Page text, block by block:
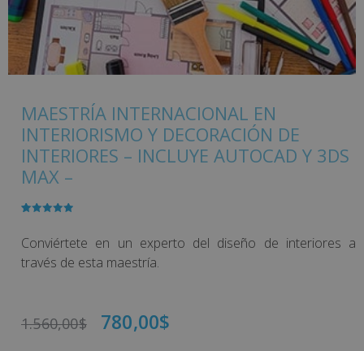
MAESTRÍA INTERNACIONAL EN
INTERIORISMO Y DECORACIÓN DE
INTERIORES – INCLUYE AUTOCAD Y 3DS
MAX –
5 en base
a
valoracione
s de
Conviértete en un experto del diseño de interiores a
través de esta maestría.
1.560,00$ 780,00$